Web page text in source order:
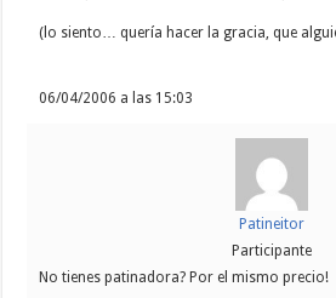
(lo siento… quería hacer la gracia, que
06/04/2006 a las 15:03
Patineitor
Participante
No tienes patinadora? Por el mismo precio!